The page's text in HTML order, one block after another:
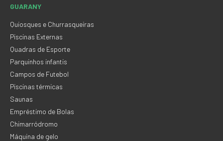
GUARANY
Quiosques e Churrasqueiras
Piscinas Externas
Quadras de Esporte
Parquinhos infantis
Campos de Futebol
Piscinas térmicas
Saunas
Empréstimo de Bolas
Chimarródromo
Máquina de gelo